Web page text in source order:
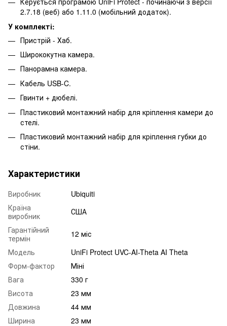
2.7.18 (веб) або 1.11.0 (мобільний додаток).
У комплекті:
Пристрій - Хаб.
Ширококутна камера.
Панорамна камера.
Кабель USB-C.
Гвинти + дюбелі.
Пластиковий монтажний набір для кріплення камери до
стелі.
Пластиковий монтажний набір для кріплення губки до
стіни.
Характеристики
Виробник
Ubiquiti
Країна
виробник
США
Гарантійний
термін
12 міс
Модель
UniFi Protect UVC-AI-Theta AI Theta
Форм-фактор
Міні
Вага
330 г
Висота
23 мм
Довжина
44 мм
Ширина
23 мм